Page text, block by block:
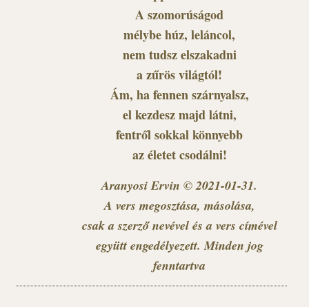
A szomorúságod
mélybe húz, leláncol,
nem tudsz elszakadni
a zűrös világtól!
Ám, ha fennen szárnyalsz,
el kezdesz majd látni,
fentről sokkal könnyebb
az életet csodálni!
Aranyosi Ervin © 2021-01-31.
A vers megosztása, másolása,
csak a szerző nevével és a vers címével
együtt engedélyezett. Minden jog
fenntartva